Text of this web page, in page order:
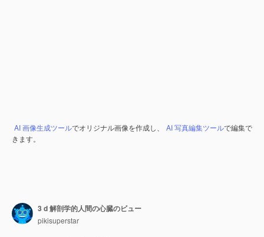
AI 画像生成ツールでオリジナル画像を作成し、 AI 写真編集ツールで編集で
きます。
3 d 解剖学的人間の心臓のビュー
pikisuperstar